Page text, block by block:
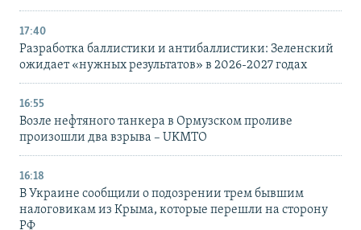
17:40
Разработка баллистики и антибаллистики: Зеленский
ожидает «нужных результатов» в 2026-2027 годах
16:55
Возле нефтяного танкера в Ормузском проливе
произошли два взрыва – UKMTO
16:18
В Украине сообщили о подозрении трем бывшим
налоговикам из Крыма, которые перешли на сторону
РФ